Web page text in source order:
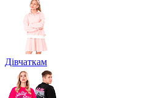
Дівчаткам